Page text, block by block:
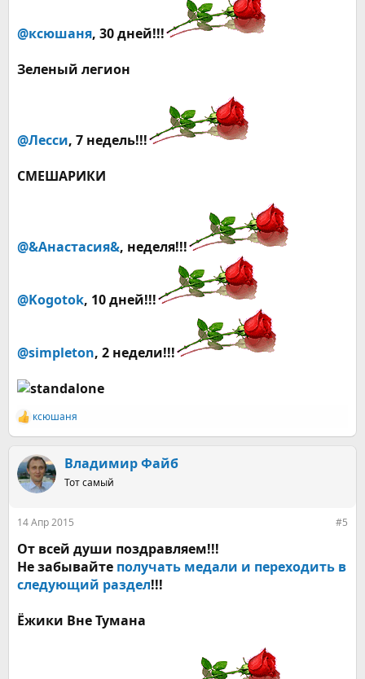
@ксюшаня, 30 дней!!!
Зеленый легион
@Лесси, 7 недель!!!
СМЕШАРИКИ
@&Анастасия&, неделя!!!
@Kogotok, 10 дней!!!
@simpleton, 2 недели!!!
Р
е
к
ц
и
ксюшаня
Владимир Файб
Тот самый
14 Апр 2015 #5
От всей души поздравляем!!!
Не забывайте получать медали и переходить в
следующий раздел!!!
Ёжики Вне Тумана